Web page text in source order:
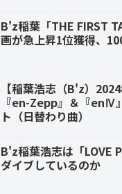
B'z稲葉「THE FIRST
画が急上昇1位獲得、
【稲葉浩志（B'z）2024
『en-Zepp』＆『enⅣ
ト（日替わり曲）
B'z稲葉浩志は「LOVE
ダイブしているのか